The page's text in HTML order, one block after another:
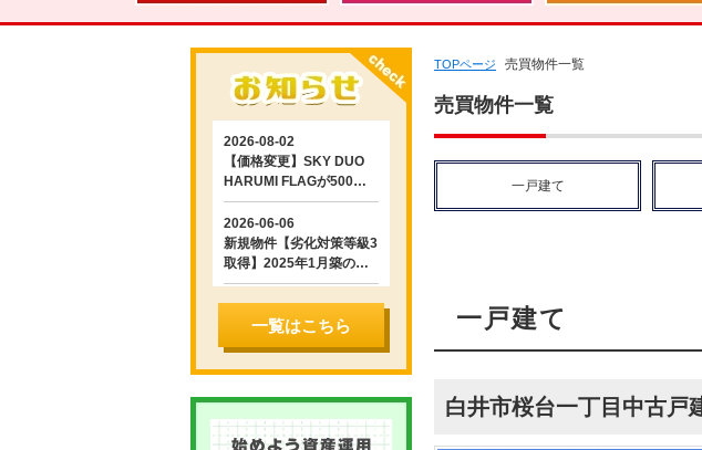
TOPページ 売買物件一覧
売買物件一覧
一戸建て
一戸建て
白井市桜台一丁目中古戸
一覧はこちら